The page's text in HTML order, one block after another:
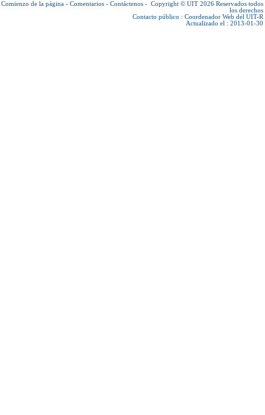
Comienzo de la página - Comentarios - Contáctenos - Copyright © UIT 2026 Reservados todos
los derechos
Contacto público : Coordenador Web del UIT-R
Actualizado el : 2013-01-30